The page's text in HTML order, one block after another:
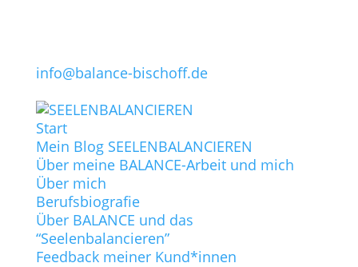
info@balance-bischoff.de
Start
Mein Blog SEELENBALANCIEREN
Über meine BALANCE-Arbeit und mich
Über mich
Berufsbiografie
Über BALANCE und das
“Seelenbalancieren”
Feedback meiner Kund*innen